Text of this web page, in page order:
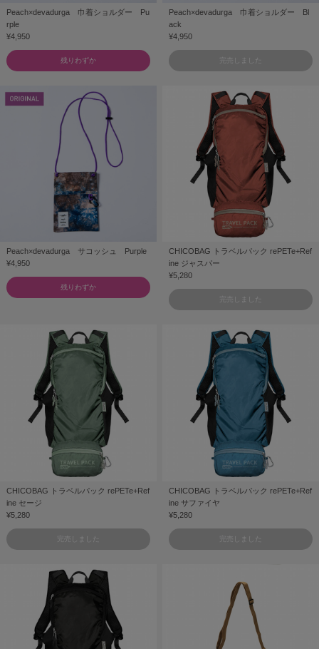
Peach×devadurga 巾着ショルダー Pu
rple
¥4,950
残りわずか
Peach×devadurga 巾着ショルダー Bl
ack
¥4,950
完売しました
Peach×devadurga サコッシュ Purple
¥4,950
残りわずか
CHICOBAG トラベルパック rePETe+Ref
ine ジャスパー
¥5,280
完売しました
CHICOBAG トラベルパック rePETe+Ref
ine セージ
¥5,280
完売しました
CHICOBAG トラベルパック rePETe+Ref
ine サファイヤ
¥5,280
完売しました